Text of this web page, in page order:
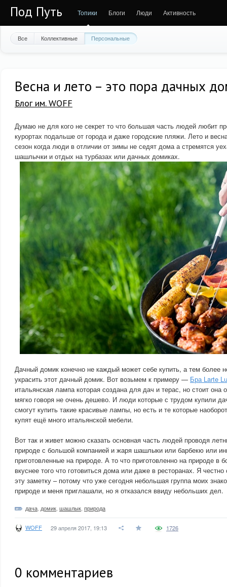
Под Путь Топики Блоги Люди Активность
Все Коллективные Персональные
Весна и лето – это пора дачных
Блог им. WOFF
Думаю не для кого не секрет то что большая часть людей любит
курортах подальше от города и даже городские пляжи. Лето и
сезон когда люди в отличии от зимы не седят дома а стремятся
шашлычки и отдых на турбазах или дачных домиках.
Дачный домик конечно не каждый может себе купить, а тем более
украсить этот дачный домик. Вот возьмем к примеру — Бра Larte
итальянская лампа которая создана для дач и терас, но стоит она
мягко говоря не очень дешево. И люди которые с трудом купили
смогут купить такие красивые лампы, но есть и те которые
купят ещё много итальянской мебели.
Вот так и живет можно сказать основная часть людей проводя
природе с большой компанией и жаря шашлыки или барбекю или
приготовленные на природе. А то что приготовленно на природе в
вкуснее того что готовиться дома или даже в ресторанах. Я
эту заметку – потому что уже сегодня небольшая группа моих
природе и меня приглашали, но я отказался ввиду небольших дел.
дача домик шашлык природа
WOFF 29 апреля 2017, 19:13 1726
0 комментариев